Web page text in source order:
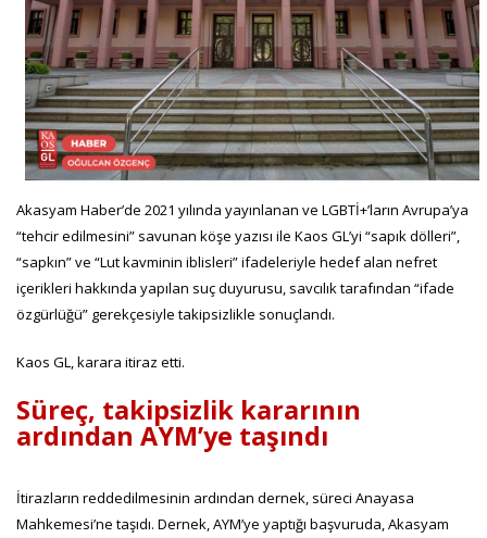
Akasyam Haber’de 2021 yılında yayınlanan ve LGBTİ+’ların Avrupa’ya
“tehcir edilmesini” savunan köşe yazısı ile Kaos GL’yi “sapık dölleri”,
“sapkın” ve “Lut kavminin iblisleri” ifadeleriyle hedef alan nefret
içerikleri hakkında yapılan suç duyurusu, savcılık tarafından “ifade
özgürlüğü” gerekçesiyle takipsizlikle sonuçlandı.
Kaos GL, karara itiraz etti.
Süreç, takipsizlik kararının
ardından AYM’ye taşındı
İtirazların reddedilmesinin ardından dernek, süreci Anayasa
Mahkemesi’ne taşıdı. Dernek, AYM’ye yaptığı başvuruda, Akasyam